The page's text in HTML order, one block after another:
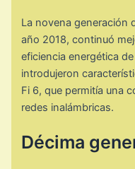
La novena generación
año 2018, continuó
eficiencia energética
introdujeron
Fi 6, que permitía una
redes inalámbricas.
Décima